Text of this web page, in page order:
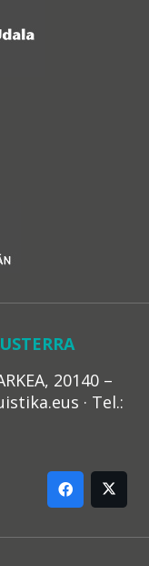
20140 –
· Tel.: